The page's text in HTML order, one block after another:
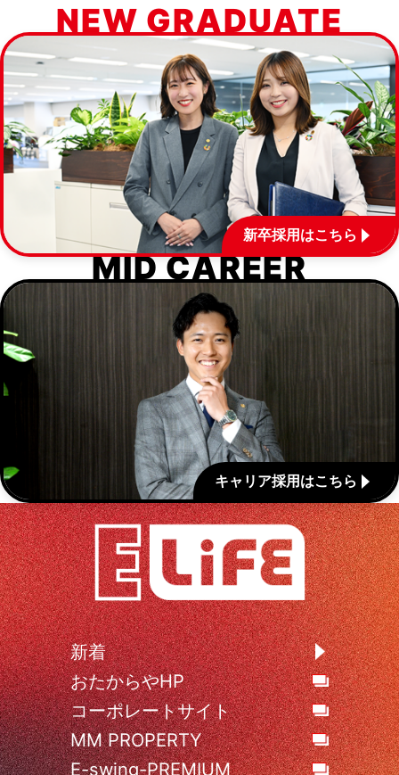
NEW GRADUATE
新卒採用はこちら
MID CAREER
キャリア採用はこちら
新着
おたからやHP
コーポレートサイト
MM PROPERTY
E-swing-PREMIUM